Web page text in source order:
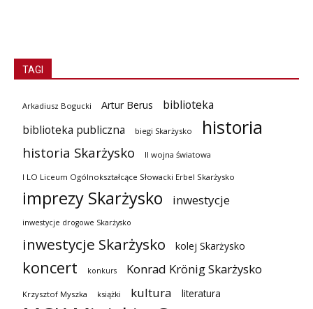
TAGI
Arkadiusz Bogucki Artur Berus
biblioteka
biblioteka publiczna
biegi Skarżysko historia
historia Skarżysko II wojna światowa
I LO Liceum Ogólnokształcące Słowacki Erbel Skarżysko
imprezy Skarżysko inwestycje
inwestycje drogowe Skarżysko
inwestycje Skarżysko kolej Skarżysko
koncert konkurs Konrad Krönig Skarżysko
Krzysztof Myszka książki kultura literatura